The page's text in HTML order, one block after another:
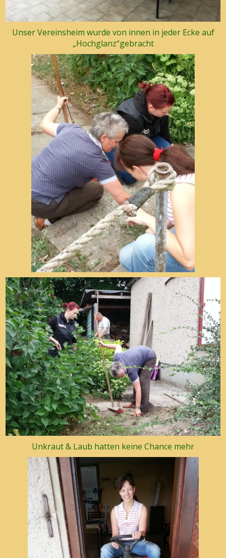
Unser Vereinsheim wurde von innen in jeder Ecke auf
„Hochglanz“gebracht
Unkraut & Laub hatten keine Chance mehr